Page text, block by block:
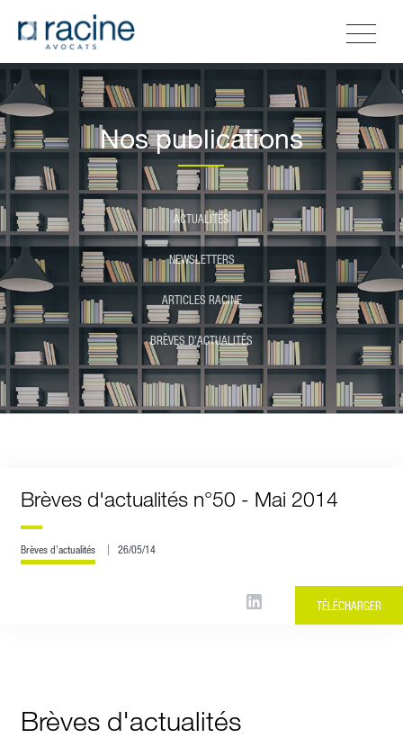
Nos publications
ACTUALITÉS
NEWSLETTERS
ARTICLES RACINE
BRÈVES D'ACTUALITÉS
Brèves d'actualités n°50 - Mai 2014
Brèves d'actualités 26/05/14
TÉLÉCHARGER
Brèves d'actualités